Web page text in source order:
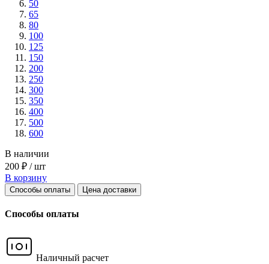
50
65
80
100
125
150
200
250
300
350
400
500
600
В наличии
200 ₽ / шт
В корзину
Способы оплаты Цена доставки
Способы оплаты
Наличный расчет